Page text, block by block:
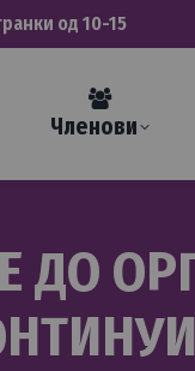
од 10-15
Членови
ДО